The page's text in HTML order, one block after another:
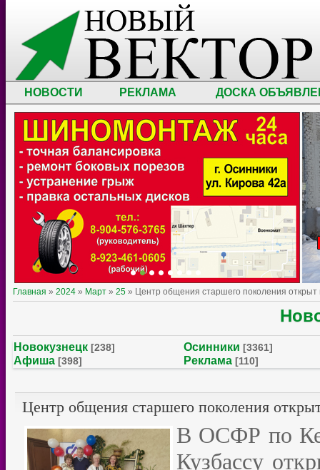
НОВОСТИ РЕКЛАМА ДОСКА
Главная » 2024 » Март » 25 » Центр общения старшего поколения
Новокузнецк [238] Осинники [3361]
Афиша [398] Реклама [110]
Центр общения старшего поколения
В ОСФР по
Кузбассу